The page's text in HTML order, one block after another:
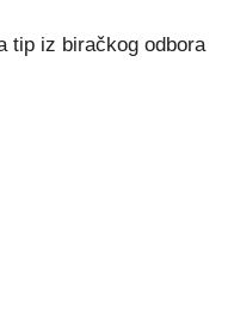
tip iz biračkog odbora